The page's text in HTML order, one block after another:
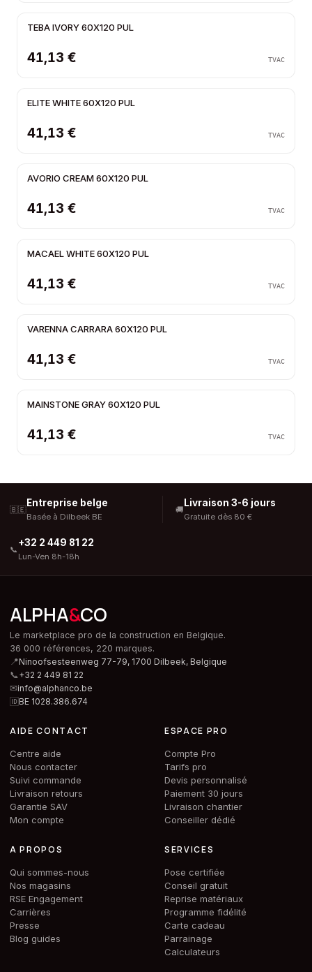
TEBA IVORY 60X120 PUL
41,13 € TVAC
ELITE WHITE 60X120 PUL
41,13 € TVAC
AVORIO CREAM 60X120 PUL
41,13 € TVAC
MACAEL WHITE 60X120 PUL
41,13 € TVAC
VARENNA CARRARA 60X120 PUL
41,13 € TVAC
MAINSTONE GRAY 60X120 PUL
41,13 € TVAC
🇧🇪
Entreprise belge
Basée à Dilbeek BE
🚚
Livraison 3-6 jours
Gratuite dès 80 €
📞
+32 2 449 81 22
Lun-Ven 8h-18h
ALPHA&CO
Le marketplace pro de la construction en Belgique.
36 000 références, 220 marques.
📍Ninoofsesteenweg 77-79, 1700 Dilbeek, Belgique
📞+32 2 449 81 22
✉info@alphanco.be
🆔BE 1028.386.674
AIDE CONTACT
Centre aide
Nous contacter
Suivi commande
Livraison retours
Garantie SAV
Mon compte
ESPACE PRO
Compte Pro
Tarifs pro
Devis personnalisé
Paiement 30 jours
Livraison chantier
Conseiller dédié
A PROPOS
Qui sommes-nous
Nos magasins
RSE Engagement
Carrières
Presse
Blog guides
SERVICES
Pose certifiée
Conseil gratuit
Reprise matériaux
Programme fidélité
Carte cadeau
Parrainage
Calculateurs